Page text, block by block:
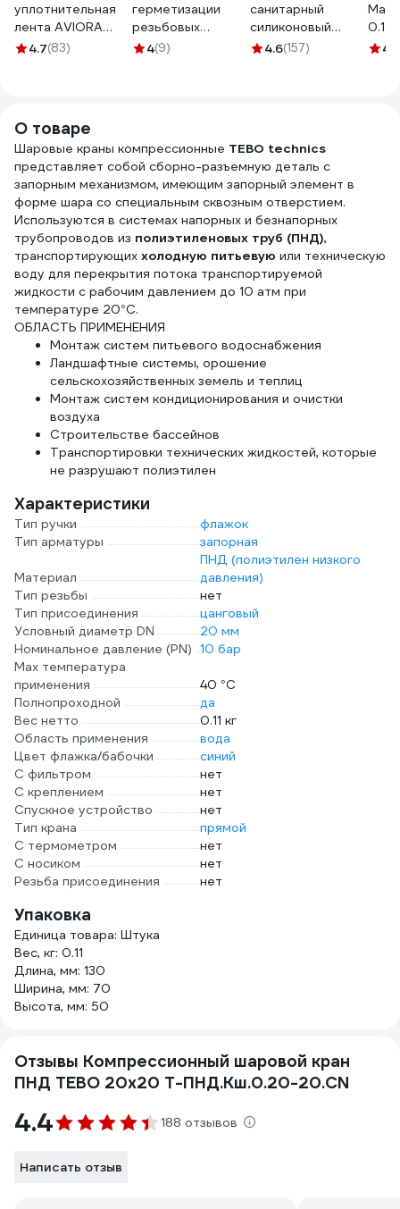
уплотнительная
лента AVIORA
ФУМ 12 мм, 10 м
4.7(83)
герметизации
резьбовых
соединений
4(9)
санитарный
силиконовый
бесцветный
4.6(157)
0.1
м 4.9
О товаре
Шаровые краны компрессионные TEBO technics
представляет собой сборно-разъемную деталь с
запорным механизмом, имеющим запорный элемент в
форме шара со специальным сквозным отверстием.
Используются в системах напорных и безнапорных
трубопроводов из полиэтиленовых труб (ПНД),
транспортирующих холодную питьевую или техническую
воду для перекрытия потока транспортируемой
жидкости с рабочим давлением до 10 атм при
температуре 20°С.
ОБЛАСТЬ ПРИМЕНЕНИЯ
Монтаж систем питьевого водоснабжения
Ландшафтные системы, орошение
сельскохозяйственных земель и теплиц
Монтаж систем кондиционирования и очистки
воздуха
Строительстве бассейнов
Транспортировки технических жидкостей, которые
не разрушают полиэтилен
Характеристики
Тип ручки
флажок
Тип арматуры
запорная
Материал
ПНД (полиэтилен низкого
давления)
Тип резьбы
нет
Тип присоединения
цанговый
Условный диаметр DN
20 мм
Номинальное давление (PN) 10 бар
Max температура
применения
40 °С
Полнопроходной
да
Вес нетто
0.11 кг
Область применения
вода
Цвет флажка/бабочки
синий
С фильтром
нет
С креплением
нет
Спускное устройство
нет
Тип крана
прямой
С термометром
нет
С носиком
нет
Резьба присоединения
нет
Упаковка
Единица товара: Штука
Вес, кг: 0.11
Длина, мм: 130
Ширина, мм: 70
Высота, мм: 50
Отзывы Компрессионный шаровой кран
ПНД TEBO 20x20 T-ПНД.Кш.0.20-20.CN
4.4 188 отзывов
Написать отзыв